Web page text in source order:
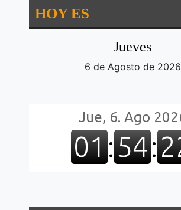
HOY ES
Jueves
6 de Agosto de 2026